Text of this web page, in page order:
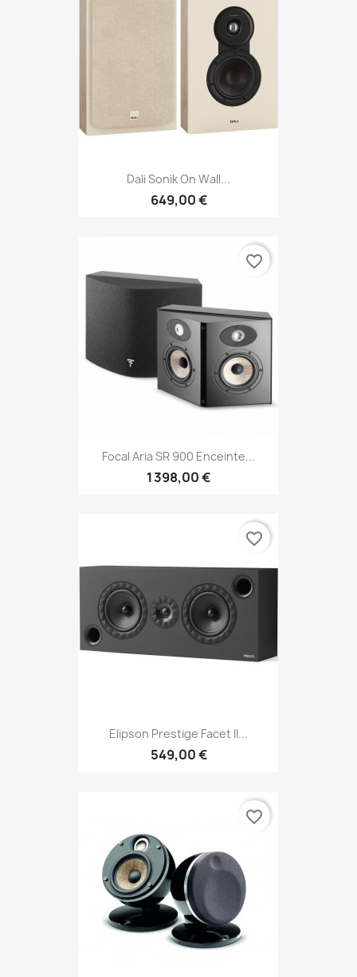
Dali Sonik On Wall...
649,00 €
Focal Aria SR 900 Enceinte...
1 398,00 €
favorite_border
Elipson Prestige Facet II...
549,00 €
favorite_border
favorite_border